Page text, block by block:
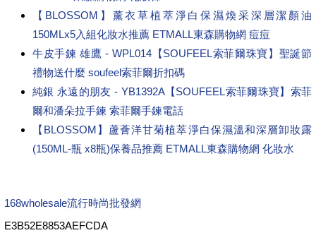
【BLOSSOM】薰衣草植萃淨白保濕煥采深層潔顏油
150MLx5入組化妝水推薦 ETMALL東森購物網 痘痘
牛皮手鍊 雄鷹 - WPL014【SOUFEEL索菲爾珠寶】聖誕節
禮物送什麼 soufeel索菲爾折扣碼
純銀 永遠的朋友 - YB1392A【SOUFEEL索菲爾珠寶】索菲
爾和潘朵拉手鍊 索菲爾手鍊電話
【BLOSSOM】蘆薈洋甘菊植萃淨白保濕溫和深層卸妝露
(150ML-瓶 x8瓶)保養品推薦 ETMALL東森購物網 化妝水
168wholesale流行時尚批發網
E3B52E8853AEFCDA